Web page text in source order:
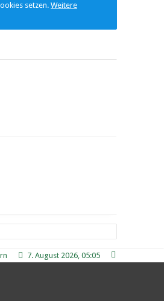
setzen.Weitere
7. August 2026, 05:05